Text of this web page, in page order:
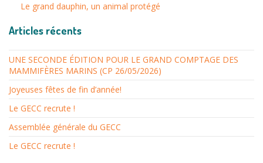
Le grand dauphin, un animal protégé
Articles récents
UNE SECONDE ÉDITION POUR LE GRAND COMPTAGE DES
MAMMIFÈRES MARINS (CP 26/05/2026)
Joyeuses fêtes de fin d’année!
Le GECC recrute !
Assemblée générale du GECC
Le GECC recrute !